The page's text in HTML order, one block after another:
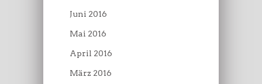
Juni 2016
Mai 2016
April 2016
März 2016